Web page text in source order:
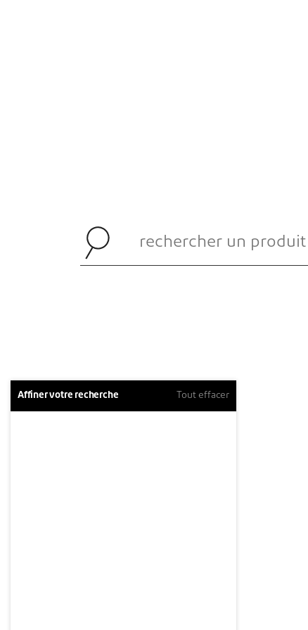
Affiner votre recherche Tout effacer